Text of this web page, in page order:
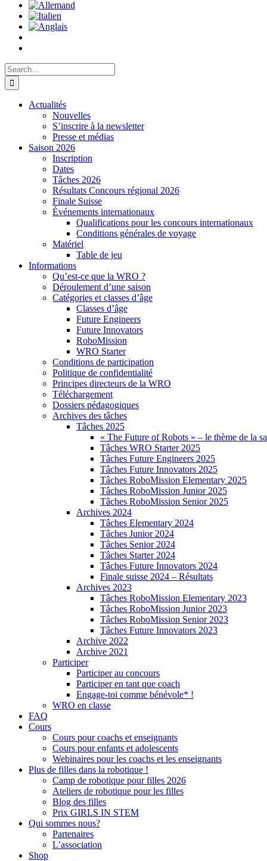
Search
for:
Actualités
Nouvelles
S’inscrire à la newsletter
Presse et médias
Saison 2026
Inscription
Dates
Tâches 2026
Résultats Concours régional 2026
Finale Suisse
Événements internationaux
Qualifications pour les concours internationaux
Conditions générales de voyage
Matériel
Table de jeu
Informations
Qu’est-ce que la WRO ?
Déroulement d’une saison
Catégories et classes d’âge
Classes d’âge
Future Engineers
Future Innovators
RoboMission
WRO Starter
Conditions de participation
Politique de confidentialité
Principes directeurs de la WRO
Téléchargement
Dossiers pédagogiques
Archives des tâches
Tâches 2025
« The Future of Robots » – le thème de la
Tâches WRO Starter 2025
Tâches Future Engineers 2025
Tâches Future Innovators 2025
Tâches RoboMission Elementary 2025
Tâches RoboMission Junior 2025
Tâches RoboMission Senior 2025
Archives 2024
Tâches Elementary 2024
Tâches Junior 2024
Tâches Senior 2024
Tâches Starter 2024
Tâches Future Innovators 2024
Finale suisse 2024 – Résultats
Archives 2023
Tâches RoboMission Elementary 2023
Tâches RoboMission Junior 2023
Tâches RoboMission Senior 2023
Tâches Future Innovators 2023
Archive 2022
Archive 2021
Participer
Participer au concours
Participer en tant que coach
Engage-toi comme bénévole* !
WRO en classe
FAQ
Cours
Cours pour coachs et enseignants
Cours pour enfants et adolescents
Webinaires pour les coachs et les enseignants
Plus de filles dans la robotique !
Camp de robotique pour filles 2026
Ateliers de robotique pour les filles
Blog des filles
Prix GIRLS IN STEM
Qui sommes nous?
Partenaires
L’association
Shop